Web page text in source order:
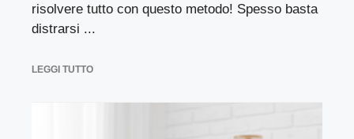
risolvere tutto con questo metodo! Spesso basta
distrarsi ...
LEGGI TUTTO